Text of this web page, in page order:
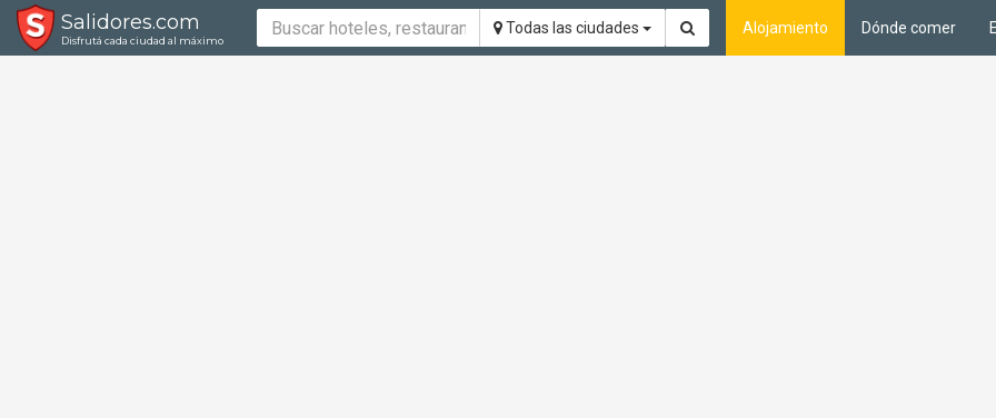
Salidores.com
Disfrutá cada ciudad al máximo
Todas las ciudades Alojamiento Dónde comer